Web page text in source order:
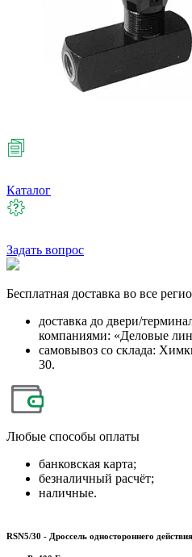
Каталог
Задать вопрос
Бесплатная доставка во все
доставка до двери/
компаниями: «Деловые
самовывоз со склада:
30.
Любые способы оплаты
банковская карта;
безналичный расчёт;
наличные.
RSN5/30 - Дроссель одностороннего